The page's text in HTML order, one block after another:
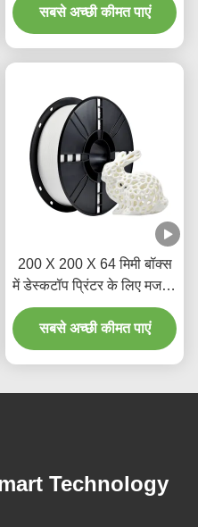
फिलामेंट
सबसे अच्छी कीमत पाएं
200 X 200 X 64 मिमी बॉक्स
में डेस्कटॉप प्रिंटर के लिए मजबूत
कठोरता सफेद पीएलए फिलामेंट
सबसे अच्छी कीमत पाएं
Technology